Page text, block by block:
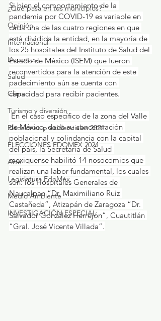
¿Qué pasa en tus municipios?
Opinión
Internacional
Deportes
Salud
Clima
Turismo y diversión
Elecciones presidenciales 2024
ELECCIONES EDOMEX 2024
Arte
Legislatura EdoMéx
Medio Ambiente
INVESTIGACIÓN ESPECIAL
Si bien el comportamiento de la
pandemia por COVID-19 es variable en
cada una de las cuatro regiones en que
está dividida la entidad, en la mayoría de
los 25 hospitales del Instituto de Salud del
Estado de México (ISEM) que fueron
reconvertidos para la atención de este
padecimiento aún se cuenta con
capacidad para recibir pacientes.
En el caso específico de la zona del Valle
de México, dada su concentración
poblacional y colindancia con la capital
del país, la Secretaría de Salud
mexiquense habilitó 14 nosocomios que
realizan una labor fundamental, los cuales
son: los Hospitales Generales de
Naucalpan “Dr. Maximiliano Ruiz
Castañeda”, Atizapán de Zaragoza “Dr.
Salvador González Herrejón”, Cuautitlán
“Gral. José Vicente Villada”.